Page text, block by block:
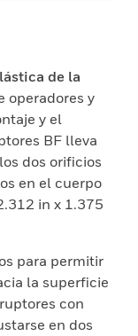
de la
operadores y
y el
BF lleva
dos orificios
en el cuerpo
in x 1.375
para permitir
la superficie
con
en dos